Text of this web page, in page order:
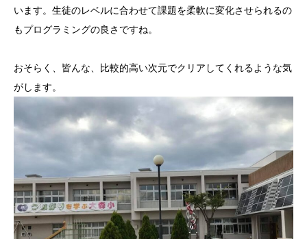
います。生徒のレベルに合わせて課題を柔軟に変化させられるの
もプログラミングの良さですね。
おそらく、皆んな、比較的高い次元でクリアしてくれるような気
がします。